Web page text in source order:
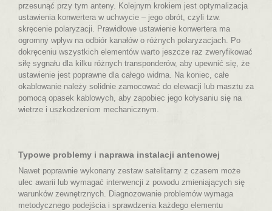
przesunąć przy tym anteny. Kolejnym krokiem jest optymalizacja
ustawienia konwertera w uchwycie – jego obrót, czyli tzw.
skręcenie polaryzacji. Prawidłowe ustawienie konwertera ma
ogromny wpływ na odbiór kanałów o różnych polaryzacjach. Po
dokręceniu wszystkich elementów warto jeszcze raz zweryfikować
siłę sygnału dla kilku różnych transponderów, aby upewnić się, że
ustawienie jest poprawne dla całego widma. Na koniec, całe
okablowanie należy solidnie zamocować do elewacji lub masztu za
pomocą opasek kablowych, aby zapobiec jego kołysaniu się na
wietrze i uszkodzeniom mechanicznym.
Typowe problemy i naprawa instalacji antenowej
Nawet poprawnie wykonany zestaw satelitarny z czasem może
ulec awarii lub wymagać interwencji z powodu zmieniających się
warunków zewnętrznych. Diagnozowanie problemów wymaga
metodycznego podejścia i sprawdzenia każdego elementu